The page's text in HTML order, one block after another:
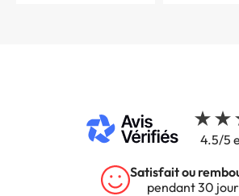
4.5/5
Garantie 5 ans
sur tous nos